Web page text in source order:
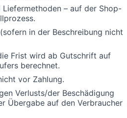
Liefermethoden – auf der Shop-
in der Beschreibung nicht
Frist wird ab Gutschrift auf
berechnet.
vor Zahlung.
Verlusts/der Beschädigung
Übergabe auf den Verbraucher